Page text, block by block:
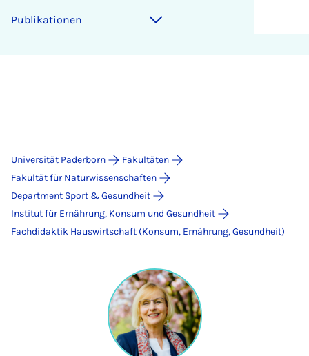
Publikationen
Universität Paderborn
Fakultäten
Fakultät für Naturwissenschaften
Department Sport & Gesundheit
Institut für Ernährung, Konsum und Gesundheit
Fachdidaktik Hauswirtschaft (Konsum, Ernährung, Gesundheit)